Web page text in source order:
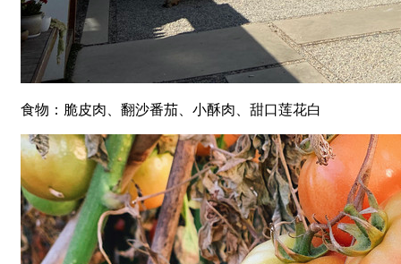
食物：脆皮肉、翻沙番茄、小酥肉、甜口莲花白